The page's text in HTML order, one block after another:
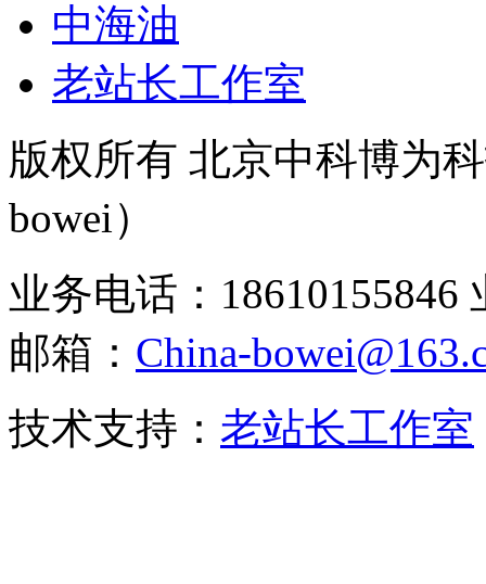
中海油
老站长工作室
版权所有 北京中科博为
bowei）
业务电话：18610155846
邮箱： China-
技术支持： 老站长工作室